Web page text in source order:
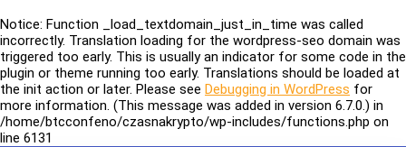
Notice: Function _load_textdomain_just_in_time was called
incorrectly. Translation loading for the wordpress-seo domain was
triggered too early. This is usually an indicator for some code in the
plugin or theme running too early. Translations should be loaded at
the init action or later. Please see Debugging in WordPress for
more information. (This message was added in version 6.7.0.) in
/home/btcconfeno/czasnakrypto/wp-includes/functions.php on
line 6131